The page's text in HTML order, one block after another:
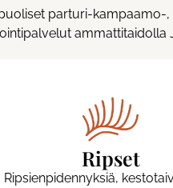
parturi-kampaamo-,
ammattitaidolla
Ripset
Ripsienpidennyksiä,